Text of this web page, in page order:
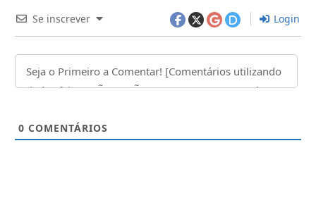
Se inscrever Login
0 COMENTÁRIOS